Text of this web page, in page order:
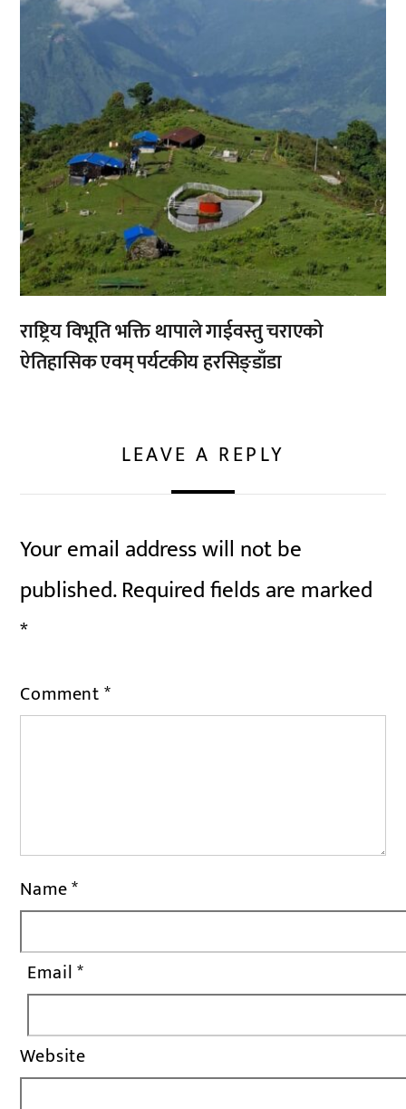
राष्ट्रिय विभूति भक्ति थापाले गाईवस्तु चराएको
ऐतिहासिक एवम् पर्यटकीय हरसिङ्डाँडा
LEAVE A REPLY
Your email address will not be
published.Required fields are marked
*
Comment*
Name*
Email*
Website